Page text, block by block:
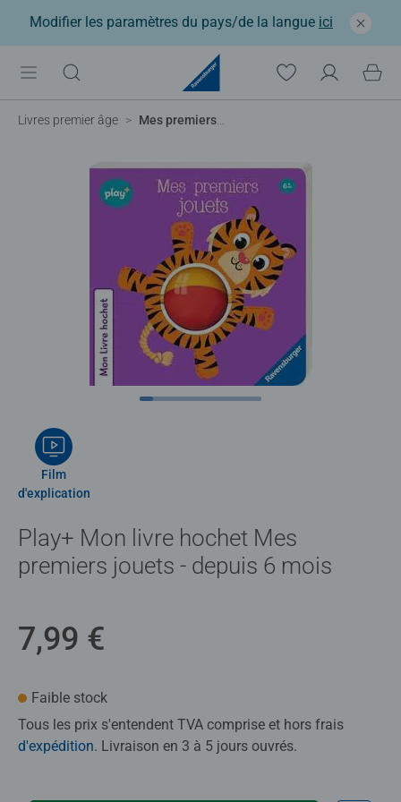
Modifier les paramètres du pays/de la langue ici
Livres premier âge Mes premiers jouets
Film
d'explication
Play+ Mon livre hochet Mes
premiers jouets - depuis 6 mois
7,99 €
Faible stock
Tous les prix s'entendent TVA comprise et hors frais
d'expédition. Livraison en 3 à 5 jours ouvrés.